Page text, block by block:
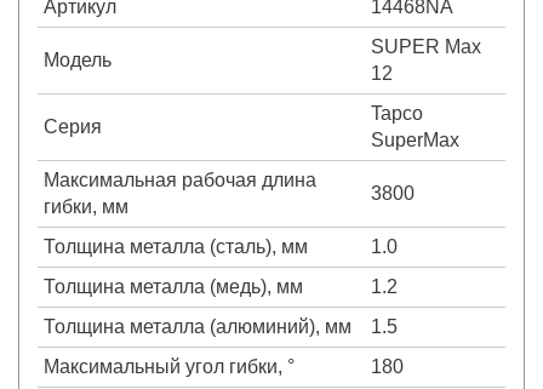
Артикул 14468NA
Модель
SUPER Max
12
Серия
Tapco
SuperMax
Максимальная рабочая длина
гибки, мм
3800
Толщина металла (сталь), мм
1.0
Толщина металла (медь), мм
1.2
Толщина металла (алюминий), мм
1.5
Максимальный угол гибки, °
180